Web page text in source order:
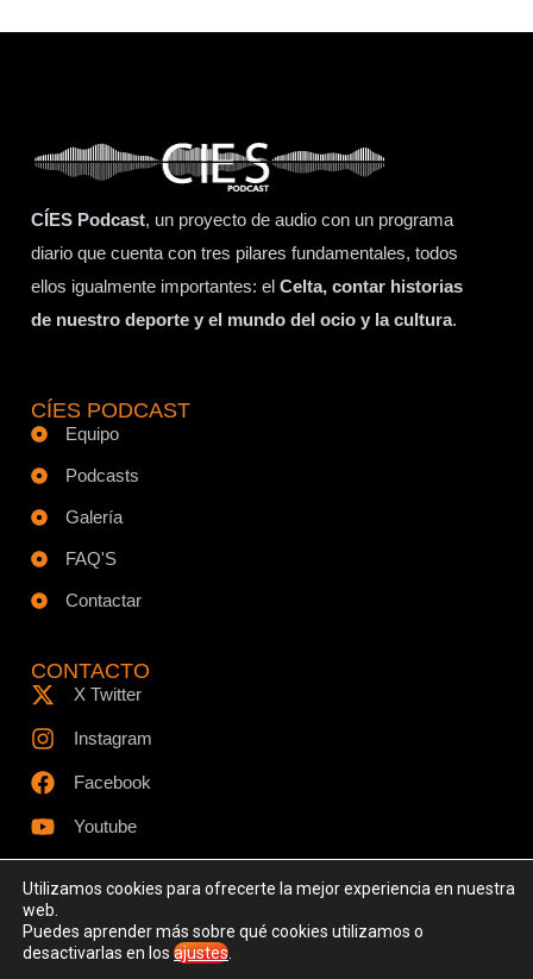
CÍES Podcast, un proyecto de audio con un programa
diario que cuenta con tres pilares fundamentales, todos
ellos igualmente importantes: el Celta, contar historias
de nuestro deporte y el mundo del ocio y la cultura.
CÍES PODCAST
Equipo
Podcasts
Galería
FAQ'S
Contactar
CONTACTO
X Twitter
Instagram
Facebook
Youtube
© Todos los derechos reservados - www.ciespodcast.es
Utilizamos cookies para ofrecerte la mejor experiencia en nuestra
web.
Puedes aprender más sobre qué cookies utilizamos o
desactivarlas en los ajustes